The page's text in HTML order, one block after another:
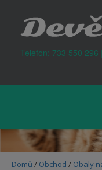
Telefon: 733 550
Domů / Obchod / Obaly